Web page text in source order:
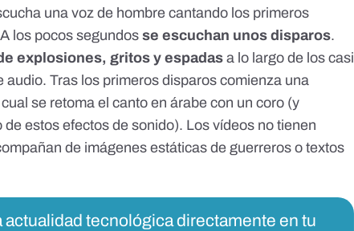
una voz de hombre cantando los primeros
los pocos segundosse escuchan unos disparos.
explosiones, gritos y espadasa lo largo de los casi
audio. Tras los primeros disparos comienza una
se retoma el canto en árabe con un coro (y
estos efectos de sonido). Los vídeos no tienen
de imágenes estáticas de guerreros o textos
actualidad tecnológica directamente en tu